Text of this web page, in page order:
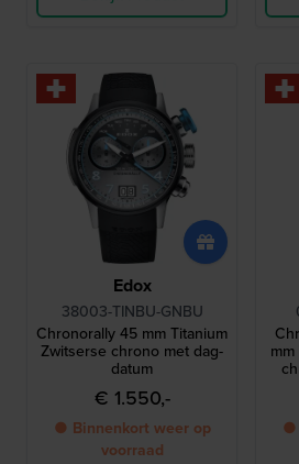
Edox
38003-TINBU-GNBU
Chronorally 45 mm Titanium
Zwitserse chrono met dag-
datum
€ 1.550,-
● Binnenkort weer op
voorraad
●